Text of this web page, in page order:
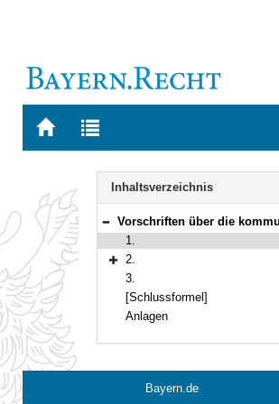
Zur
BAYERN.RECHT
Zur
letzten
Navigation
Inhaltsverzeichnis
Bereich reduzieren
Vorschriften über die kommunale Haushaltssystematik nach den
1.
Bereich erweitern
2.
3.
[Schlussformel]
Anlagen
Bayern.de